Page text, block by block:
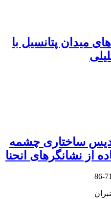
میدان پتانسیل با
ساختاری چشمه
از نشانگرهای انحنا
71-